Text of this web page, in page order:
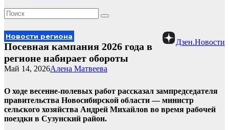
Дзен.Новости
Новости региона
Посевная кампания 2026 года в
регионе набирает обороты
Алена Матвеева
Май 14, 2026
О ходе весенне-полевых работ рассказал зампредседателя
правительства Новосибирской области — министр
сельского хозяйства Андрей Михайлов во время рабочей
поездки в Сузунский район.